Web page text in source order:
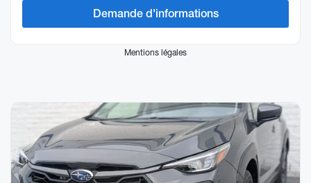
Demande d'informations
Mentions légales